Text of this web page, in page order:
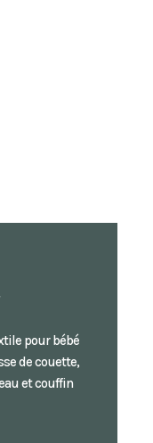
pour bébé
de couette,
et couffin